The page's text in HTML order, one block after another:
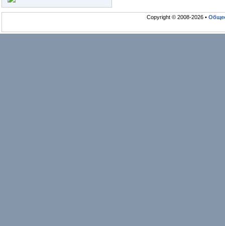
Copyright © 2008-2026 •